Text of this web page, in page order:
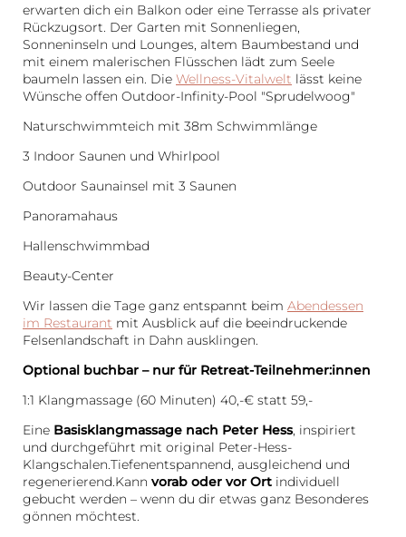
erwarten dich ein Balkon oder eine Terrasse als privater
Rückzugsort. Der Garten mit Sonnenliegen,
Sonneninseln und Lounges, altem Baumbestand und
mit einem malerischen Flüsschen lädt zum Seele
baumeln lassen ein. Die Wellness-Vitalwelt lässt keine
Wünsche offen Outdoor-Infinity-Pool "Sprudelwoog"
Naturschwimmteich mit 38m Schwimmlänge
3 Indoor Saunen und Whirlpool
Outdoor Saunainsel mit 3 Saunen
Panoramahaus
Hallenschwimmbad
Beauty-Center
Wir lassen die Tage ganz entspannt beim Abendessen
im Restaurant mit Ausblick auf die beeindruckende
Felsenlandschaft in Dahn ausklingen.
Optional buchbar – nur für Retreat-Teilnehmer:innen
1:1 Klangmassage (60 Minuten) 40,-€ statt 59,-
Eine Basisklangmassage nach Peter Hess, inspiriert
und durchgeführt mit original Peter-Hess-
Klangschalen.Tiefenentspannend, ausgleichend und
regenerierend.Kann vorab oder vor Ort individuell
gebucht werden – wenn du dir etwas ganz Besonderes
gönnen möchtest.